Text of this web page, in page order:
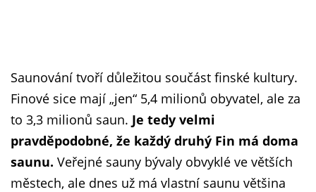
Saunování tvoří důležitou součást finské kultury.
Finové sice mají „jen“ 5,4 milionů obyvatel, ale za
to 3,3 milionů saun. Je tedy velmi
pravděpodobné, že každý druhý Fin má doma
saunu. Veřejné sauny bývaly obvyklé ve větších
městech, ale dnes už má vlastní saunu většina